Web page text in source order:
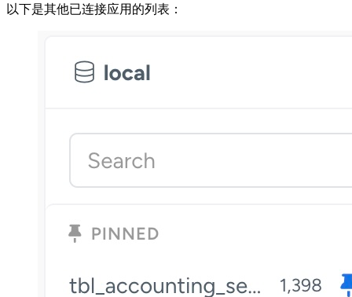
以下是其他已连接应用的列表：